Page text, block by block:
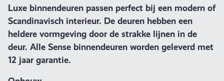
Luxe binnendeuren passen perfect bij een modern of
Scandinavisch interieur. De deuren hebben een
heldere vormgeving door de strakke lijnen in de
deur. Alle Sense binnendeuren worden geleverd met
12 jaar garantie.